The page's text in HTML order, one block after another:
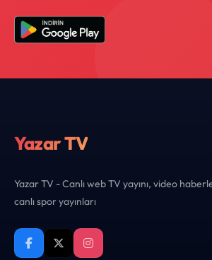
Yazar TV
Yazar TV - Canlı web TV yayını, video
canlı spor yayınları